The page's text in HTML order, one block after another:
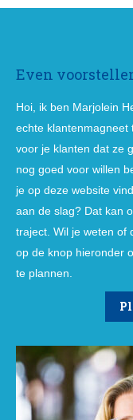
Even
Hoi, ik ben Marjolein
echte klantenmagneet
voor je klanten dat ze
nog goed voor willen
je op deze website
aan de slag? Dat kan
traject. Wil je weten of
op de knop hieronder
te plannen.